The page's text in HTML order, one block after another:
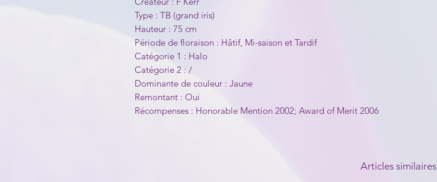
Type : TB (grand iris)
Hauteur : 75 cm
Période de floraison : Hâtif, Mi-saison et Tardif
Catégorie 1 : Halo
Catégorie 2 : /
Dominante de couleur : Jaune
Remontant : Oui
Récompenses : Honorable Mention 2002; Award of Merit 2006
Articles similaires